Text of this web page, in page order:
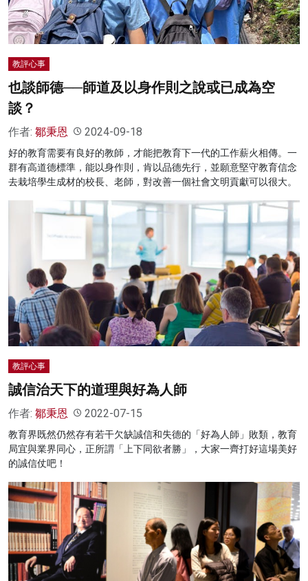
教評心事
也談師德──師道及以身作則之說或已成為空
談？
作者: 鄒秉恩 2024-09-18
好的教育需要有良好的教師，才能把教育下一代的工作薪火相傳。一
群有高道德標準，能以身作則，肯以品德先行，並願意堅守教育信念
去栽培學生成材的校長、老師，對改善一個社會文明貢獻可以很大。
教評心事
誠信治天下的道理與好為人師
作者: 鄒秉恩 2022-07-15
教育界既然仍然存有若干欠缺誠信和失德的「好為人師」敗類，教育
局宜與業界同心，正所謂「上下同欲者勝」，大家一齊打好這場美好
的誠信仗吧！